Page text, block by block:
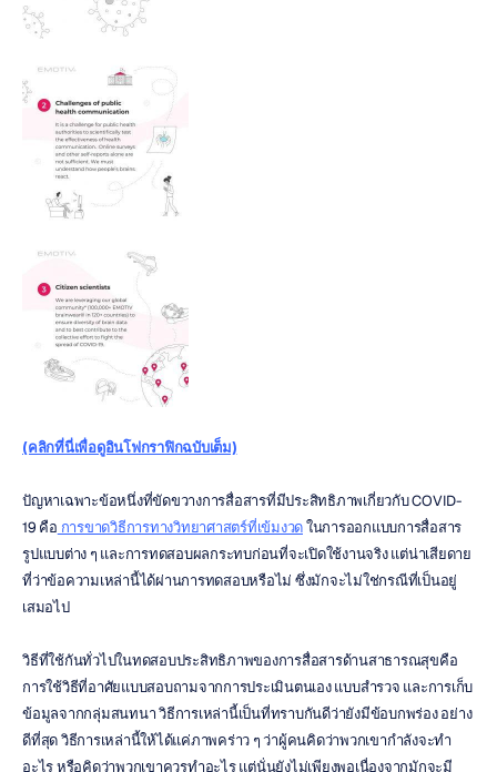
(คลิกที่นี่เพื่อดูอินโฟกราฟิกฉบับเต็ม)
ปัญหาเฉพาะข้อหนึ่งที่ขัดขวางการสื่อสารที่มีประสิทธิภาพเกี่ยวกับ COVID-
19 คือ การขาดวิธีการทางวิทยาศาสตร์ที่เข้มงวด ในการออกแบบการสื่อสาร
รูปแบบต่าง ๆ และการทดสอบผลกระทบก่อนที่จะเปิดใช้งานจริง แต่น่าเสียดาย
ที่ว่าข้อความเหล่านี้ได้ผ่านการทดสอบหรือไม่ ซึ่งมักจะไม่ใช่กรณีที่เป็นอยู่
เสมอไป
วิธีที่ใช้กันทั่วไปในทดสอบประสิทธิภาพของการสื่อสารด้านสาธารณสุขคือ
การใช้วิธีที่อาศัยแบบสอบถามจากการประเมินตนเอง แบบสำรวจ และการเก็บ
ข้อมูลจากกลุ่มสนทนา วิธีการเหล่านี้เป็นที่ทราบกันดีว่ายังมีข้อบกพร่อง อย่าง
ดีที่สุด วิธีการเหล่านี้ให้ได้แค่ภาพคร่าว ๆ ว่าผู้คนคิดว่าพวกเขากำลังจะทำ
อะไร หรือคิดว่าพวกเขาควรทำอะไร แต่นั่นยังไม่เพียงพอเนื่องจากมักจะมี